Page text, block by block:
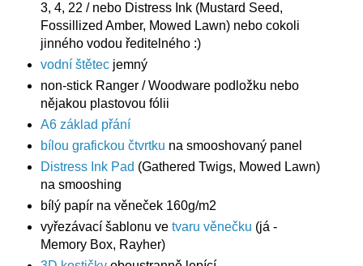
3, 4, 22 / nebo Distress Ink (Mustard Seed,
Fossillized Amber, Mowed Lawn) nebo cokoli
jinného vodou ředitelného :)
vodní štětecjemný
non-stick Ranger / Woodware podložku nebo
nějakou plastovou fólii
A6 základ přání
bílou grafickou čtvrtku na smooshovaný panel
Distress Ink Pad (Gathered Twigs, Mowed Lawn)
na smooshing
bílý papír na věneček 160g/m2
vyřezávací šablonu ve tvaru věnečku (já -
Memory Box, Rayher)